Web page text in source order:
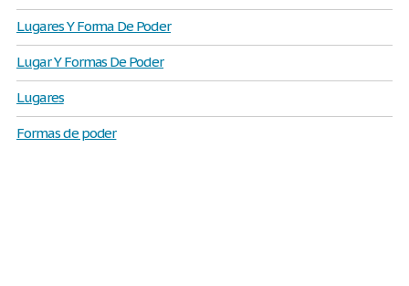
Lugares Y Forma De Poder
Lugar Y Formas De Poder
Lugares
Formas de poder